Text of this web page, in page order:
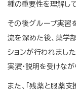
種の重要性を理解して
その後グループ実習
流を深めた後、薬学
ションが行われまし
実演・説明を受けな
また、「残薬と服薬